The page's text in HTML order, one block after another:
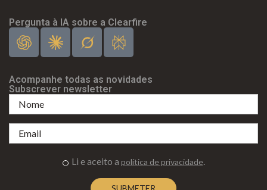
Pergunta à IA sobre a Clearfire
Acompanhe todas as novidades
Subscrever newsletter
Li e aceito a política de privacidade.